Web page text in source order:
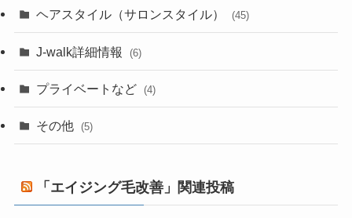
ヘアスタイル（サロンスタイル） (45)
J-walk詳細情報 (6)
プライベートなど (4)
その他 (5)
「エイジング毛改善」関連投稿